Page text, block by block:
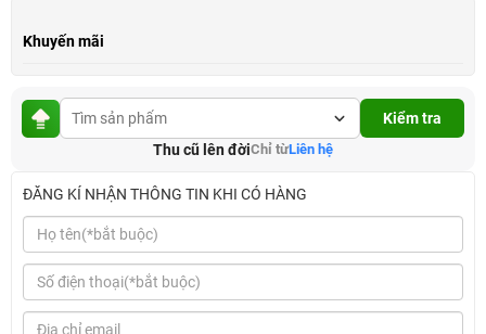
Khuyến mãi
Kiểm tra
Thu cũ lên đờiChỉ từLiên hệ
ĐĂNG KÍ NHẬN THÔNG TIN KHI CÓ HÀNG